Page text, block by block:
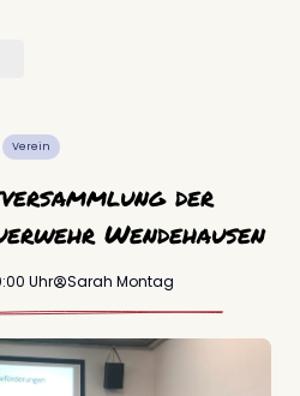
Verein
der
Wendehausen
Uhr Sarah Montag